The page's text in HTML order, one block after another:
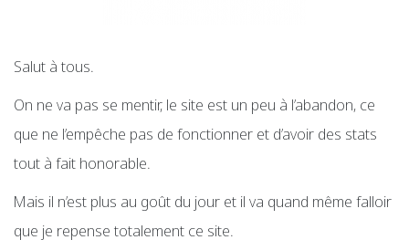
Salut à tous.
On ne va pas se mentir, le site est un peu à l’abandon, ce
que ne l’empêche pas de fonctionner et d’avoir des stats
tout à fait honorable.
Mais il n’est plus au goût du jour et il va quand même falloir
que je repense totalement ce site.